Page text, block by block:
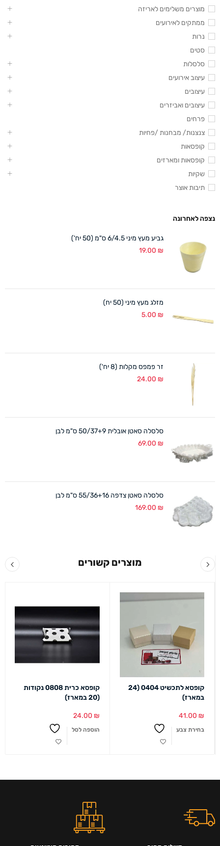
מוצרים משלימים לאריזה
ממתקים לאירועים
נרות
סטים
סלסלות
עיצוב אירועים
עיצובים
עיצובים ואביזרים
פרחים
צנצנות/ מבחנות /פחיות
קופסאות
קופסאות ומארזים
שקיות
תיבות אוצר
נצפה לאחרונה
גביע מעץ מיני 6/4.5 ס"מ (50 יח')
19.00 ₪
מזלג מעץ מיני (50 יח)
5.00 ₪
זר פמפס מקלות (8 יח')
24.00 ₪
סלסלה סאטן אובלית 50/37+9 ס"מ לבן
69.00 ₪
סלסלה סאטן צדפה 55/36+16 ס"מ לבן
169.00 ₪
מוצרים קשורים
קופסא לתכשיט 0404 (24
במארז)
41.00 ₪
בחירת צבע
קופסא כרית 0808 נקודות
(20 במארז)
24.00 ₪
הוספה לסל